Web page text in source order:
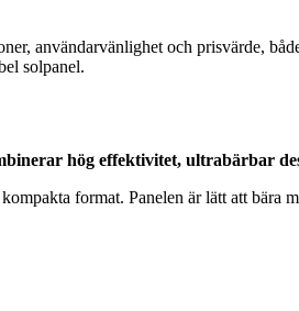
användarvänlighet och prisvärde,
solpanel.
hög effektivitet, ultrabärbar
format. Panelen är lätt att